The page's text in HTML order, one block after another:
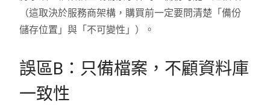
（這取決於服務商架構，購買前一定要問清楚「備份
儲存位置」與「不可變性」）。
誤區B：只備檔案，不顧資料庫
一致性